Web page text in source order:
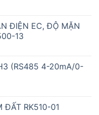
ĐIỆN EC, ĐỘ MẶN
13
(RS485 4-20mA/0-
ĐẤT RK510-01